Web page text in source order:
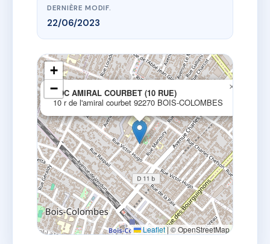
DERNIÈRE MODIF.
22/06/2023
SDC AMIRAL COURBET (10 RUE)
10 r de l'amiral courbet 92270 BOIS-COLOMBES
×
+
−
Leaflet|© OpenStreetMap